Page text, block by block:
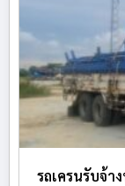
รถเครนรับจ้า